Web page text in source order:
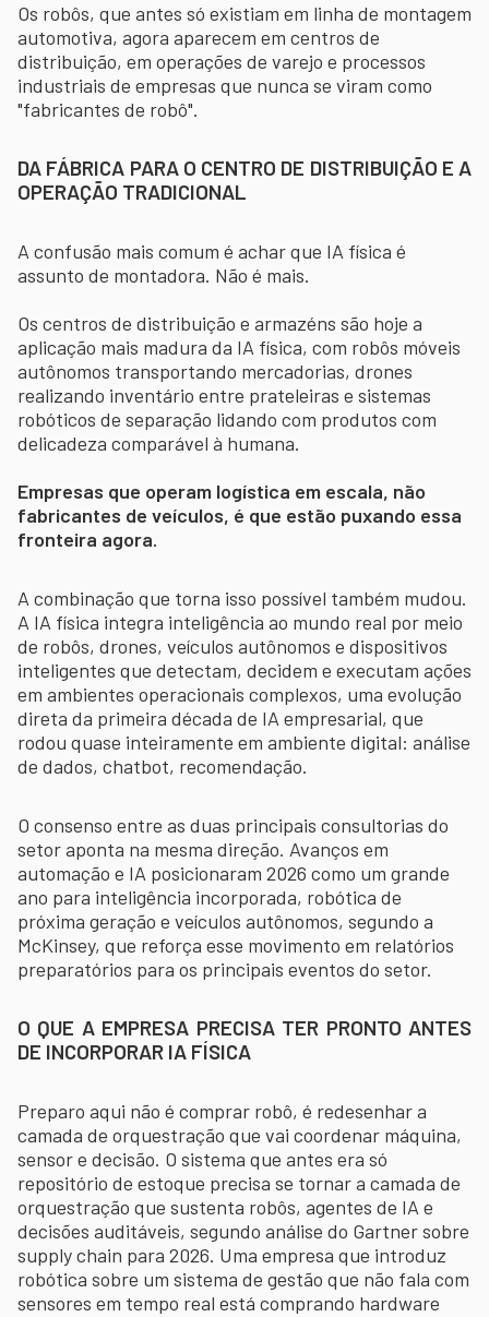
Os robôs, que antes só existiam em linha de montagem
automotiva, agora aparecem em centros de
distribuição, em operações de varejo e processos
industriais de empresas que nunca se viram como
"fabricantes de robô".
DA FÁBRICA PARA O CENTRO DE DISTRIBUIÇÃO E A
OPERAÇÃO TRADICIONAL
A confusão mais comum é achar que IA física é
assunto de montadora. Não é mais.
Os centros de distribuição e armazéns são hoje a
aplicação mais madura da IA física, com robôs móveis
autônomos transportando mercadorias, drones
realizando inventário entre prateleiras e sistemas
robóticos de separação lidando com produtos com
delicadeza comparável à humana.
Empresas que operam logística em escala, não
fabricantes de veículos, é que estão puxando essa
fronteira agora.
A combinação que torna isso possível também mudou.
A IA física integra inteligência ao mundo real por meio
de robôs, drones, veículos autônomos e dispositivos
inteligentes que detectam, decidem e executam ações
em ambientes operacionais complexos, uma evolução
direta da primeira década de IA empresarial, que
rodou quase inteiramente em ambiente digital: análise
de dados, chatbot, recomendação.
O consenso entre as duas principais consultorias do
setor aponta na mesma direção. Avanços em
automação e IA posicionaram 2026 como um grande
ano para inteligência incorporada, robótica de
próxima geração e veículos autônomos, segundo a
McKinsey, que reforça esse movimento em relatórios
preparatórios para os principais eventos do setor.
O QUE A EMPRESA PRECISA TER PRONTO ANTES
DE INCORPORAR IA FÍSICA
Preparo aqui não é comprar robô, é redesenhar a
camada de orquestração que vai coordenar máquina,
sensor e decisão. O sistema que antes era só
repositório de estoque precisa se tornar a camada de
orquestração que sustenta robôs, agentes de IA e
decisões auditáveis, segundo análise do Gartner sobre
supply chain para 2026. Uma empresa que introduz
robótica sobre um sistema de gestão que não fala com
sensores em tempo real está comprando hardware